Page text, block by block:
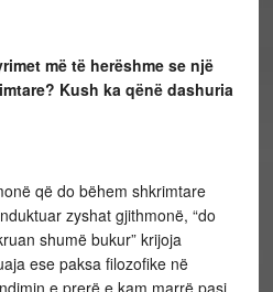
më të herëshme se një
Kush ka qënë dashuria
parë,?
që do bëhem shkrimtare
zyshat gjithmonë, “do
shumë bukur” krijoja
ese paksa filozofike në
e prerë e kam marrë pasi